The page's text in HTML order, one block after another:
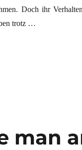
Doch ihr
trotz …
auf die Seite eines
man